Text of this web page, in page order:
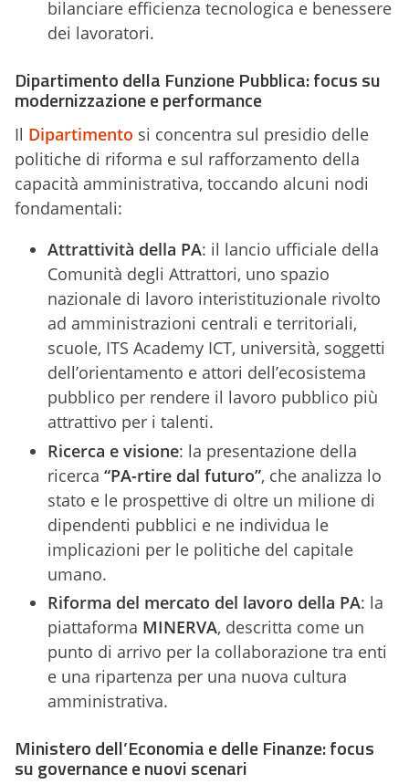
bilanciare efficienza tecnologica e benessere
dei lavoratori.
Dipartimento della Funzione Pubblica: focus su
modernizzazione e performance
Il Dipartimento si concentra sul presidio delle
politiche di riforma e sul rafforzamento della
capacità amministrativa, toccando alcuni nodi
fondamentali:
Attrattività della PA: il lancio ufficiale della
Comunità degli Attrattori, uno spazio
nazionale di lavoro interistituzionale rivolto
ad amministrazioni centrali e territoriali,
scuole, ITS Academy ICT, università, soggetti
dell’orientamento e attori dell’ecosistema
pubblico per rendere il lavoro pubblico più
attrattivo per i talenti.
Ricerca e visione: la presentazione della
ricerca “PA-rtire dal futuro”, che analizza lo
stato e le prospettive di oltre un milione di
dipendenti pubblici e ne individua le
implicazioni per le politiche del capitale
umano.
Riforma del mercato del lavoro della PA: la
piattaforma MINERVA, descritta come un
punto di arrivo per la collaborazione tra enti
e una ripartenza per una nuova cultura
amministrativa.
Ministero dell’Economia e delle Finanze: focus
su governance e nuovi scenari